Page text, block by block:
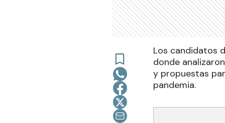
Los candidatos
donde
y propuestas
pandemia.